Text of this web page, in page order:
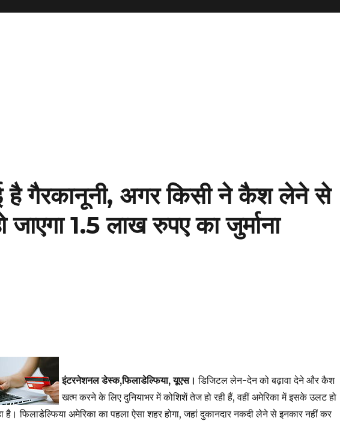
है गैरकानूनी, अगर किसी ने कैश लेने से
जाएगा 1.5 लाख रुपए का जुर्माना
इंटरनेशनल डेस्क,फिलाडेल्फिया, यूएस।डिजिटल लेन-देन को बढ़ावा देने और कैश
खत्म करने के लिए दुनियाभर में कोशिशें तेज हो रही हैं, वहीं अमेरिका में इसके उलट हो
है। फिलाडेल्फिया अमेरिका का पहला ऐसा शहरहोगा, जहां दुकानदार नकदी लेने से इनकार नहीं कर